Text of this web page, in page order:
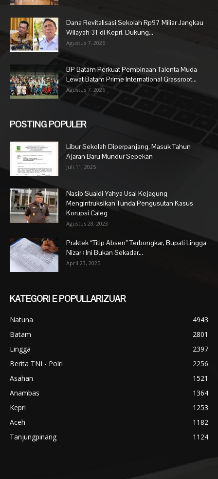
Dana Revitalisasi Sekolah Rp97 Miliar Jangkau
Wilayah 3T di Kepri, Dukung...
Agustus 7, 2026
BP Batam Perkuat Pembinaan Talenta Muda
Lewat Batam Prime International Grassroot...
Agustus 7, 2026
POSTING POPULER
Libur Sekolah Diperpanjang, Masuk Tahun
Ajaran Baru Mundur Sepekan
Juli 11, 2025
Nasib Suaidi Yahya Usai Kejagung
Mengintruksikan Tunda Pengusutan Kasus
Korupsi Caleg
Agustus 28, 2023
Praktek “Titip Absen” Terbongkar, Bupati Lingga
Nizar : Ini Bukan Sekadar...
April 23, 2025
KATEGORI E POPULLARIZUAR
Natuna
4943
Batam
2801
Lingga
2397
Berita TNI - Polri
2256
Asahan
1521
Anambas
1364
Kepri
1253
Aceh
1182
Tanjungpinang
1124